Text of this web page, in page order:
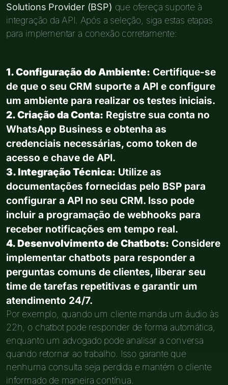
Solutions Provider (BSP) que ofereça suporte à
integração da API. Após a seleção, siga estas etapas
para implementar a conexão corretamente:
1. Configuração do Ambiente: Certifique-se
de que o seu CRM suporte a API e configure
um ambiente para realizar os testes iniciais.
2. Criação da Conta: Registre sua conta no
WhatsApp Business e obtenha as
credenciais necessárias, como token de
acesso e chave de API.
3. Integração Técnica: Utilize as
documentações fornecidas pelo BSP para
configurar a API no seu CRM. Isso pode
incluir a programação de webhooks para
receber notificações em tempo real.
4. Desenvolvimento de Chatbots: Considere
implementar chatbots para responder a
perguntas comuns de clientes, liberar seu
time de tarefas repetitivas e garantir um
atendimento 24/7.
Por exemplo, quando um cliente manda um áudio às
22h, o chatbot pode responder de forma automática,
enquanto um advogado pode analisar a conversa
quando retornar ao trabalho. Isso garante que
nenhuma consulta seja perdida e mantém o cliente
informado de maneira contínua.